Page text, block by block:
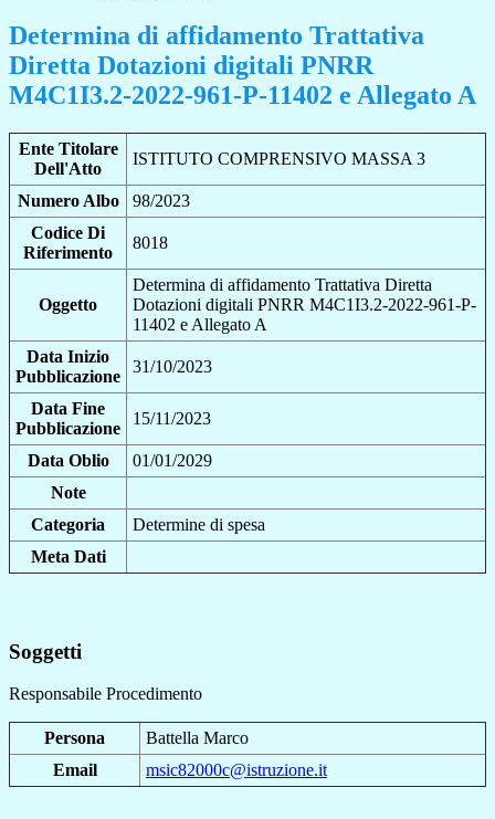
Determina di affidamento Trattativa
Diretta Dotazioni digitali PNRR
M4C1I3.2-2022-961-P-11402 e Allegato A
Ente Titolare
Dell'Atto
ISTITUTO COMPRENSIVO MASSA 3
Numero Albo
98/2023
Codice Di
Riferimento
8018
Oggetto
Determina di affidamento Trattativa Diretta
Dotazioni digitali PNRR M4C1I3.2-2022-961-P-
11402 e Allegato A
Data Inizio
Pubblicazione
31/10/2023
Data Fine
Pubblicazione
15/11/2023
Data Oblio
01/01/2029
Note
Categoria
Determine di spesa
Meta Dati
Soggetti
Responsabile Procedimento
Persona
Battella Marco
Email
msic82000c@istruzione.it